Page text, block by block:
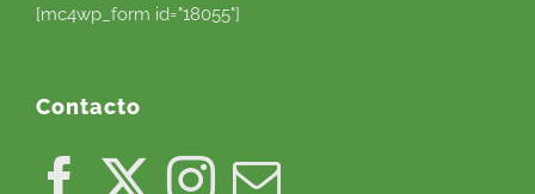
[mc4wp_form id="18055"]
Contacto